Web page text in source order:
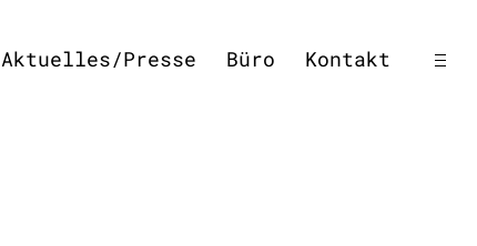
Aktuelles/Presse Büro Kontakt open